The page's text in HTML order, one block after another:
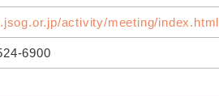
activity/meeting/index.html
6900